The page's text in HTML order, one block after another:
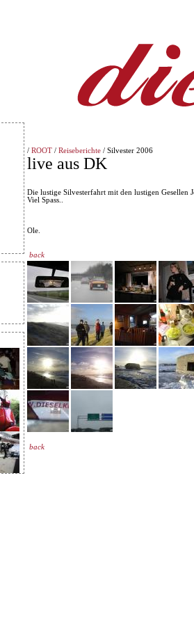
/ ROOT / Reiseberichte / Silvester 2006
live aus DK
Die lustige Silvesterfahrt mit den lustigen Gesellen
Viel Spass..
Ole.
back
back